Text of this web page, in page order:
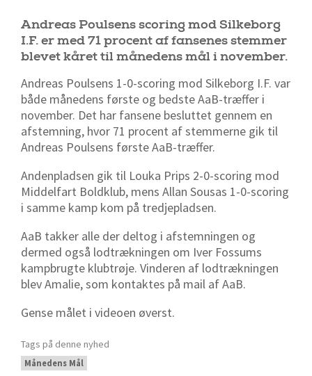
Andreas Poulsens scoring mod Silkeborg
I.F. er med 71 procent af fansenes stemmer
blevet kåret til månedens mål i november.
Andreas Poulsens 1-0-scoring mod Silkeborg I.F. var
både månedens første og bedste AaB-træffer i
november. Det har fansene besluttet gennem en
afstemning, hvor 71 procent af stemmerne gik til
Andreas Poulsens første AaB-træffer.
Andenpladsen gik til Louka Prips 2-0-scoring mod
Middelfart Boldklub, mens Allan Sousas 1-0-scoring
i samme kamp kom på tredjepladsen.
AaB takker alle der deltog i afstemningen og
dermed også lodtrækningen om Iver Fossums
kampbrugte klubtrøje. Vinderen af lodtrækningen
blev Amalie, som kontaktes på mail af AaB.
Gense målet i videoen øverst.
Tags på denne nyhed
Månedens Mål